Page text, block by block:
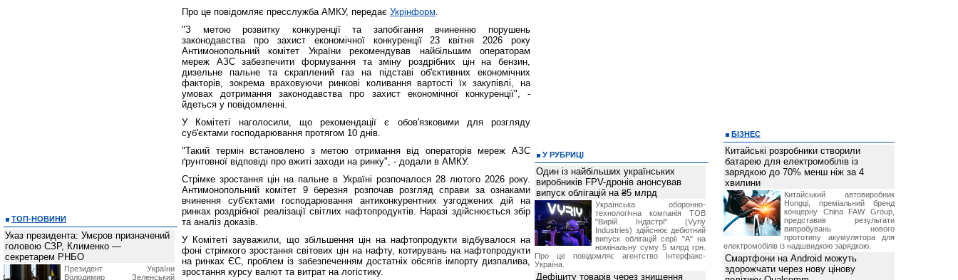
Про це повідомляє пресслужба АМКУ, передає Укрінформ.
"З метою розвитку конкуренції та запобігання вчиненню порушень
законодавства про захист економічної конкуренції 23 квітня 2026 року
Антимонопольний комітет України рекомендував найбільшим операторам
мереж АЗС забезпечити формування та зміну роздрібних цін на бензин,
дизельне пальне та скраплений газ на підставі об'єктивних економічних
факторів, зокрема враховуючи ринкові коливання вартості їх закупівлі, на
умовах дотримання законодавства про захист економічної конкуренції", -
йдеться у повідомленні.
У Комітеті наголосили, що рекомендації є обов'язковими для розгляду
суб'єктами господарювання протягом 10 днів.
"Такий термін встановлено з метою отримання від операторів мереж АЗС
ґрунтовної відповіді про вжиті заходи на ринку", - додали в АМКУ.
Стрімке зростання цін на пальне в Україні розпочалося 28 лютого 2026 року.
Антимонопольний комітет 9 березня розпочав розгляд справи за ознаками
вчинення суб'єктами господарювання антиконкурентних узгоджених дій на
ринках роздрібної реалізації світлих нафтопродуктів. Наразі здійснюється збір
та аналіз доказів.
У Комітеті зауважили, що збільшення цін на нафтопродукти відбувалося на
фоні стрімкого зростання світових цін на нафту, котирувань на нафтопродукти
на ринках ЄС, проблем із забезпеченням достатніх обсягів імпорту дизпалива,
зростання курсу валют та витрат на логістику.
ТОП-НОВИНИ
Указ президента: Умєров призначений
головою СЗР, Клименко —
секретарем РНБО
Президент України
Володимир Зеленський
У РУБРИЦІ
Один із найбільших українських
виробників FPV-дронів анонсував
випуск облігацій на ₴5 млрд
Українська оборонно-
технологічна компанія ТОВ
"Вирій Індастрі" (Vyriy
Industries) здійснює дебютний
випуск облігацій серії "А" на
номінальну суму 5 млрд грн.
Про це повідомляє агентство Інтерфакс-
Україна.
Дефіциту товарів через знищення
БІЗНЕС
Китайські розробники створили
батарею для електромобілів із
зарядкою до 70% менш ніж за 4
хвилини
Китайський автовиробник
Hongqi, преміальний бренд
концерну China FAW Group,
представив результати
випробувань нового
прототипу акумулятора для
електромобілів із надшвидкою зарядкою.
Смартфони на Android можуть
здорожчати через нову цінову